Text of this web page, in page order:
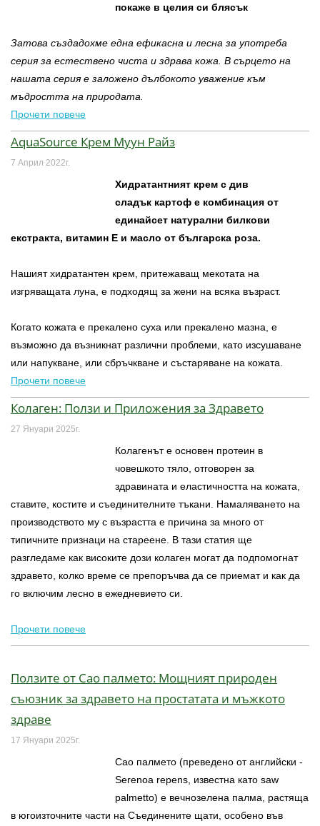
покаже в целия си блясък
Затова създадохме една ефикасна и лесна за употреба
серия за естествено чиста и здрава кожа. В сърцето на
нашата серия е заложено дълбокото уважение към
мъдростта на природата.
Прочети повече
AquaSource Крем Муун Райз
7 Април 2022г.
Хидратантният крем с див
сладък картоф е комбинация от
единайсет натурални билкови
екстракта, витамин Е и масло от българска роза.
Нашият хидратантен крем, притежаващ мекотата на
изгряващата луна, е подходящ за жени на всяка възраст.
Когато кожата е прекалено суха или прекалено мазна, е
възможно да възникнат различни проблеми, като изсушаване
или напукване, или сбръчкване и състаряване на кожата.
Прочети повече
Колаген: Ползи и Приложения за Здравето
27 Януари 2025г.
Колагенът е основен протеин в
човешкото тяло, отговорен за
здравината и еластичността на кожата,
ставите, костите и съединителните тъкани. Намаляването на
производството му с възрастта е причина за много от
типичните признаци на стареене. В тази статия ще
разгледаме как високите дози колаген могат да подпомогнат
здравето, колко време се препоръчва да се приемат и как да
го включим лесно в ежедневието си.
Прочети повече
Ползите от Сао палмето: Мощният природен
съюзник за здравето на простатата и мъжкото
здраве
17 Януари 2025г.
Сао палмето (преведено от английски -
Serenoa repens, известна като saw
palmetto) е вечнозелена палма, растяща
в югоизточните части на Съединените щати, особено във